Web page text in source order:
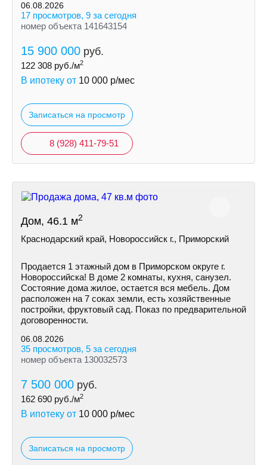
06.08.2026
17 просмотров, 9 за сегодня
номер объекта 141643154
15 900 000 руб.
122 308 руб./м2
В ипотеку от 10 000 р/мес
Записаться на просмотр
8 (928) 411-79-51
Дом, 46.1 м2
Краснодарский край, Новороссийск г., Приморский
Продается 1 этажный дом в Приморском округе г.
Новороссийска! В доме 2 комнаты, кухня, санузел.
Состояние дома жилое, остается вся мебель. Дом
расположен на 7 соках земли, есть хозяйственные
постройки, фруктовый сад. Показ по предварительной
договоренности.
06.08.2026
35 просмотров, 5 за сегодня
номер объекта 130032573
7 500 000 руб.
162 690 руб./м2
В ипотеку от 10 000 р/мес
Записаться на просмотр